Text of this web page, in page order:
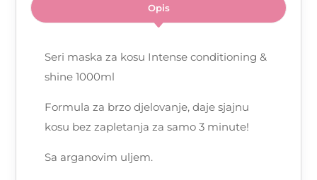
Opis
Seri maska za kosu Intense conditioning &
shine 1000ml
Formula za brzo djelovanje, daje sjajnu
kosu bez zapletanja za samo 3 minute!
Sa arganovim uljem.